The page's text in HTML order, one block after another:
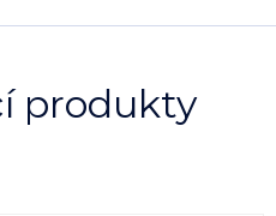
produkty